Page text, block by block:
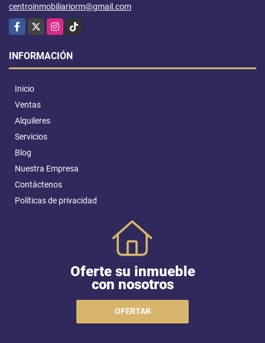
centroinmobiliariorm@gmail.com
Facebook
X Instagram
TikTok
INFORMACIÓN
Inicio
Ventas
Alquileres
Servicios
Blog
Nuestra Empresa
Contáctenos
Políticas de privacidad
Oferte su inmueble
con nosotros
OFERTAR